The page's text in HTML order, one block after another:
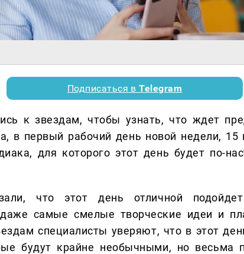
Подписаться вTelegram
к звездам, чтобы узнать, что ждет
в первый рабочий день новой недели, 15
для которого этот день будет по-
что этот день отличной
даже самые смелые творческие идеи и
специалисты уверяют, что в этот
будут крайне необычными, но весьма